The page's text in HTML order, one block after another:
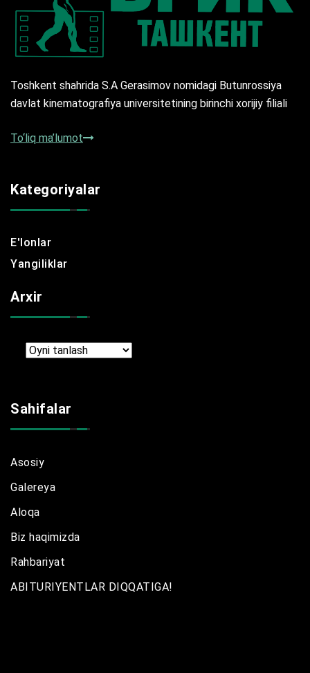
Toshkent shahrida S.A Gerasimov nomidagi Butunrossiya
davlat kinematografiya universitetining birinchi xorijiy filiali
To‘liq ma’lumot
Kategoriyalar
E'lonlar
Yangiliklar
Arxir
Arxir
Sahifalar
Asosiy
Galereya
Aloqa
Biz haqimizda
Rahbariyat
ABITURIYENTLAR DIQQATIGA!